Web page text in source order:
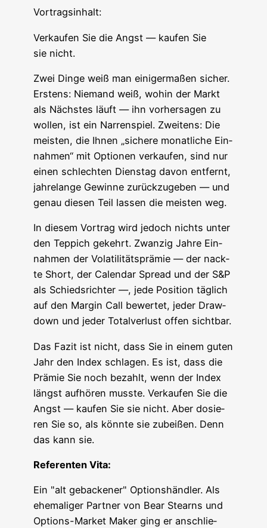
Vor­trags­in­halt:
Ver­kau­fen Sie die Angst — kau­fen Sie
sie nicht.
Zwei Din­ge weiß man eini­ger­ma­ßen sicher.
Ers­tens: Nie­mand weiß, wohin der Markt
als Nächs­tes läuft — ihn vor­her­sa­gen zu
wol­len, ist ein Nar­ren­spiel. Zwei­tens: Die
meis­ten, die Ihnen „siche­re monat­li­che Ein­
nah­men“ mit Optio­nen ver­kau­fen, sind nur
einen schlech­ten Diens­tag davon ent­fernt,
jah­re­lan­ge Gewin­ne zurück­zu­ge­ben — und
genau die­sen Teil las­sen die meis­ten weg.
In die­sem Vor­trag wird jedoch nichts unter
den Tep­pich gekehrt. Zwan­zig Jah­re Ein­
nah­men der Vola­ti­li­täts­prä­mie — der nack­
te Short, der Calen­dar Spread und der S&P
als Schieds­rich­ter —, jede Posi­ti­on täg­lich
auf den Mar­gin Call bewer­tet, jeder Draw­
down und jeder Total­ver­lust offen sichtbar.
Das Fazit ist nicht, dass Sie in einem guten
Jahr den Index schla­gen. Es ist, dass die
Prä­mie Sie noch bezahlt, wenn der Index
längst auf­hö­ren muss­te. Ver­kau­fen Sie die
Angst — kau­fen Sie sie nicht. Aber dosie­
ren Sie so, als könn­te sie zubei­ßen. Denn
das kann sie.
Refe­ren­ten Vita:
Ein "alt geba­cke­ner" Opti­ons­händ­ler. Als
ehe­ma­li­ger Part­ner von Bear Stear­ns und
Opti­ons-Mar­ket Maker ging er anschlie­